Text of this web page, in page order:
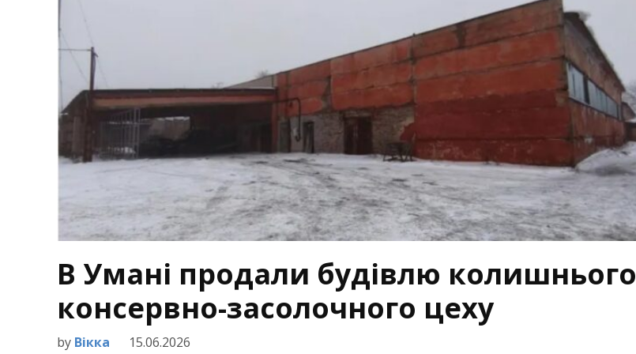
В Умані продали будівлю колишнього
консервно-засолочного цеху
by Вікка 15.06.2026